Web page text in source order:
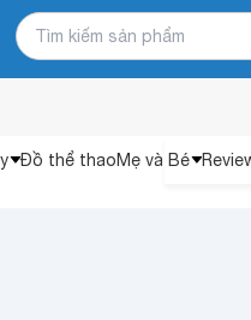
Đồ thể thaoMẹ và Bé